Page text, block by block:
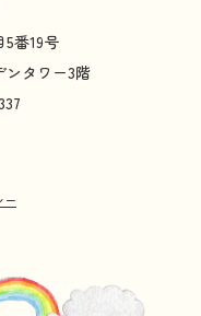
5番19号
ンタワー3階
ー